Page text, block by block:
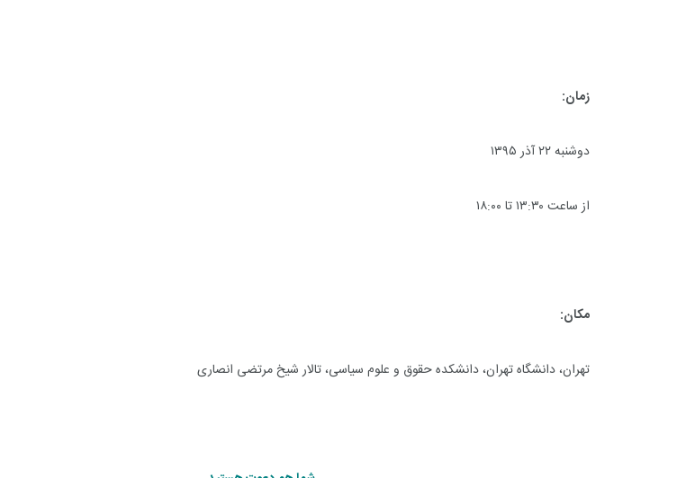
زمان:
دوشنبه ۲۲ آذر ۱۳۹۵
از ساعت ۱۳:۳۰ تا ۱۸:۰۰
مکان:
تهران، دانشگاه تهران، دانشکده حقوق و علوم سیاسی، تالار شیخ مرتضی انصاری